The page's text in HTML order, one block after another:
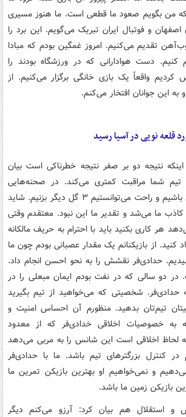
که من بگویم صعود ما قطعی است. ما هنوز مسیری
و فوتبال ایران تبریک می‌گویم. این برد را
تقدیم می‌کنیم. امروز غمگین بودم که مبادا
دست هوادارانی که در ورزشگاه بودند را
واقعاً یک بازی خانگی برگزار می‌کنیم. از
به این جوانان افتخار می‌کنم.
قلعه نویی در آسیا رسید
اینکه نتیجه دو بر صفر نتیجه خطرناکی است بیان
شما مراقبت کمتری می‌کند. در صحنه‌هایی
می‌توانستیم مالک بازی باشیم و راحت می‌توانستیم ۳ گل دیگر بزنیم. شاید
کاذب ما می‌شد و تقدیر ما این نبود. معتقدم وقتی
هر کاری بکنید باید با احترام به حریف مالکانه
کنید. از بازیکنانم یک مقدار عصبانی بودم چون ما
حدادی‌فر نقشش را به نحو احسن انجام داد.
در دو سالی که در نفت بودم ایمانمبعلی را در
حدادی‌فر. شخصیتی که می‌خواهید از تیم بگیرید
تیم‌تان بدهید. منظورم آن احساس امنیت و
به خصوصیات اخلاقی خدادی‌فر که از معدود
لحاظ اخلاقی است این شانس را به مربی می‌دهد
کنترل بزرگترهای تیم باشد. ما با حدادی‌فر
و نمی‌خواهیم او بهترین بازیکن تمرین ما
بازیکن زمین ما باشد.
و استقلال هم بیان کرد: آرزو می‌کنم دیگر